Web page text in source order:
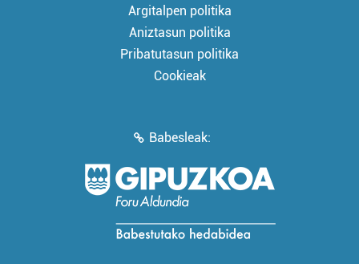
Argitalpen politika
Aniztasun politika
Pribatutasun politika
Cookieak
Babesleak: